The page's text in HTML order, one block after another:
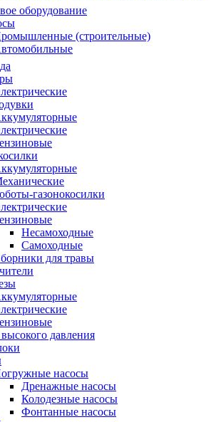
оборудование
(строительные)
газонокосилки
Несамоходные
Самоходные
для травы
давления
насосы
Дренажные насосы
Колодезные насосы
Фонтанные насосы